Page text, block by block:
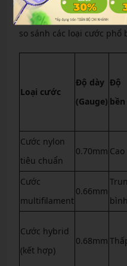
Loại cước ảnh hưởng lớn
so sánh các loại cước phổ
Loại cước
Độ dày
(Gauge)
Độ
bền
Cước nylon
tiêu chuẩn
0.70mm Cao
Cước
multifilament
0.66mm
bình
Cước hybrid
(kết hợp)
0.68mm